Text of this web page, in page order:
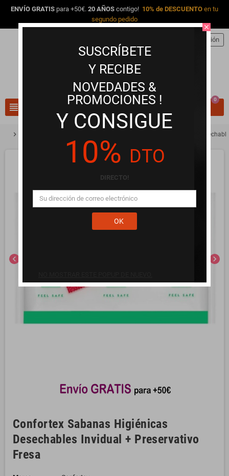
ENVÍO GRATIS para +50€. 20 AÑOS contigo! 10% de DESCUENTO en tu
segundo pedido
view_headline
Iniciar sesión
0
chevron_right Confortex Sabanas Higiénicas
chevron_left chevron_right
Confortex Sabanas Higiénicas
Desechables Invidual + Preservativo
Fresa
close
SUSCRÍBETE
Y RECIBE
NOVEDADES &
PROMOCIONES !
Y CONSIGUE
10% DTO
DIRECTO!
OK